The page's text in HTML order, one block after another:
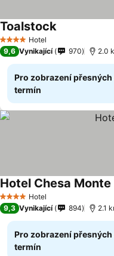
4 Počet hvězdiček
Hotel
Toalstock
9,6 Vynikající 970 2.0
Pro zobrazení
termín
4 Počet hvězdiček
Hotel
Hotel Chesa Monte
9,3 Vynikající 894 2.1
Pro zobrazení
termín